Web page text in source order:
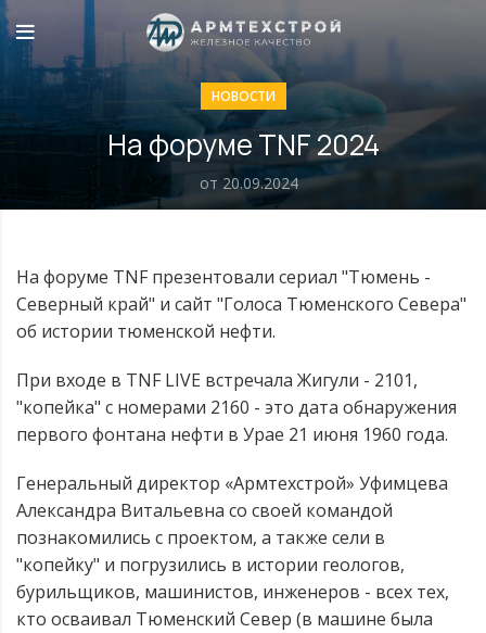
НОВОСТИ
На форуме TNF 2024
от 20.09.2024
На форуме TNF презентовали сериал "Тюмень -
Северный край" и сайт "Голоса Тюменского Севера"
об истории тюменской нефти.
При входе в TNF LIVE встречала Жигули - 2101,
"копейка" с номерами 2160 - это дата обнаружения
первого фонтана нефти в Урае 21 июня 1960 года.
Генеральный директор «Армтехстрой» Уфимцева
Александра Витальевна со своей командой
познакомились с проектом, а также сели в
"копейку" и погрузились в истории геологов,
бурильщиков, машинистов, инженеров - всех тех,
кто осваивал Тюменский Север (в машине была